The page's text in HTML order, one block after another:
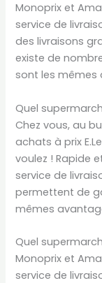
Monoprix et
service de
des livraisons
existe de
sont les mêmes
Quel
Chez vous, au
achats à prix
voulez ! Rapide
service de
permettent de
mêmes
Quel
Monoprix et
service de